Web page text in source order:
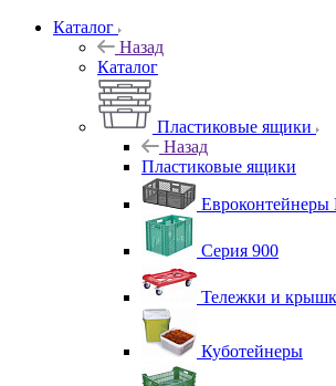
Каталог
Назад
Каталог
Пластиковые ящики
Назад
Пластиковые ящики
Евроконтейнеры
Серия 900
Тележки и
Куботейнеры